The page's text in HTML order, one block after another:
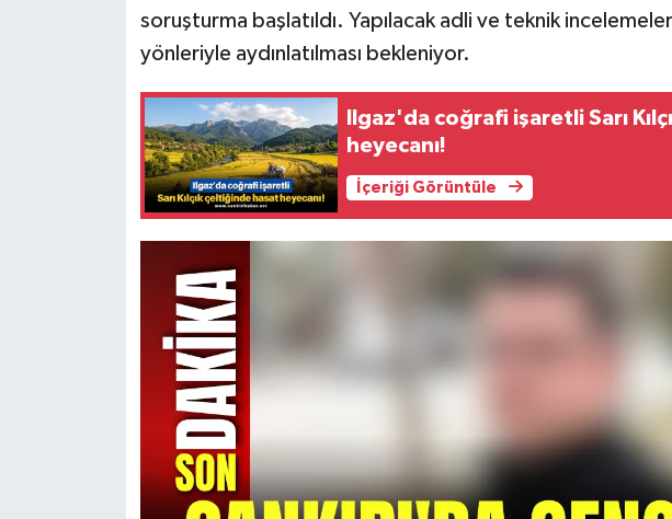
soruşturma başlatıldı. Yapılacak adli ve teknik
yönleriyle aydınlatılması bekleniyor.
Ilgaz'da coğrafi işaretli Sarı
heyecanı!
İçeriği Görüntüle